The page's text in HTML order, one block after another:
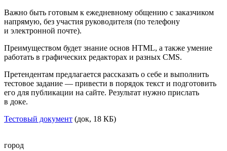
Важно быть готовым к ежедневному общению с заказчиком
напрямую, без участия руководителя (по телефону
и электронной почте).
Преимуществом будет знание основ HTML, а также умение
работать в графических редакторах и разных CMS.
Претендентам предлагается рассказать о себе и выполнить
тестовое задание — привести в порядок текст и подготовить
его для публикации на сайте. Результат нужно прислать
в доке.
Тестовый документ (док, 18 КБ)
город